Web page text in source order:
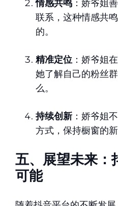
情感共鸣 ：娇爷姐
联系，这种情感共
的。
精准定位 ：娇爷姐
她了解自己的粉丝
么。
持续创新 ：娇爷姐
方式，保持橱窗的
五、展望未来：
可能